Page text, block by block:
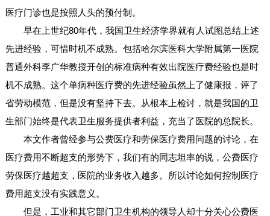
医疗门诊也是按照人头的预付制。
早在上世纪80年代，我国卫生经济学界就有人试图总结上述
先进经验，可惜时机不成熟。包括哈尔滨医科大学附属第一医院
普通外科李广华教授开创的标准病种有效出院医疗费经验也是时
机不成熟。这个单病种医疗费的先进经验虽然上了健康报，评了
省劳动模范，但是没有坚持下去。从根本上检讨，就是我国的卫
生部门始终是代表卫生服务提供者利益，充当了医院的总院长。
本文作者曾经参与公费医疗和劳保医疗费用问题的讨论，在
医疗费用不断超支的形势下，我们有的同志坦率的说，公费医疗
劳保医疗越超支，医院的业务收入越多。所以讨论如何控制医疗
费用超支没有实践意义。
但是，工业和其它部门卫生机构的领导人却十分关心公费医